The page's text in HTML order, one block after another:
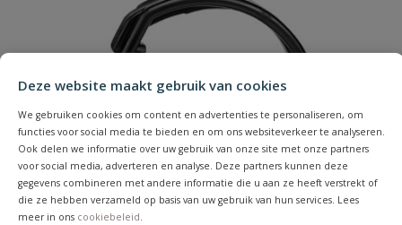
Deze website maakt gebruik van cookies
We gebruiken cookies om content en advertenties te personaliseren, om
functies voor social media te bieden en om ons websiteverkeer te analyseren.
Ook delen we informatie over uw gebruik van onze site met onze partners
voor social media, adverteren en analyse. Deze partners kunnen deze
gegevens combineren met andere informatie die u aan ze heeft verstrekt of
die ze hebben verzameld op basis van uw gebruik van hun services. Lees
meer in ons cookiebeleid
Naam
Samenvatting